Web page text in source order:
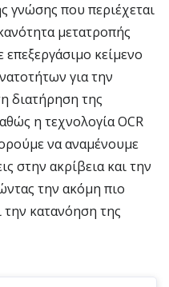
γνώσης που περιέχεται
μετατροπής
κείμενο
για την
διατήρηση της
η τεχνολογία OCR
να αναμένουμε
στην ακρίβεια και την
την ακόμη πιο
την κατανόηση της